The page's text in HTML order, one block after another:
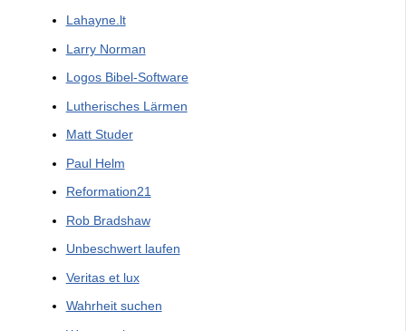
Lahayne.lt
Larry Norman
Logos Bibel-Software
Lutherisches Lärmen
Matt Studer
Paul Helm
Reformation21
Rob Bradshaw
Unbeschwert laufen
Veritas et lux
Wahrheit suchen